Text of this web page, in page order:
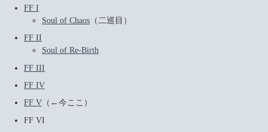
FF I
Soul of Chaos （二巡目）
FF II
Soul of Re-Birth
FF III
FF IV
FF V （←今ここ）
FF VI